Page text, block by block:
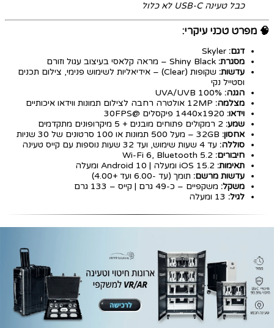
כבל טעינה USB-C לא כלול
🧠 מפרט טכני עיקרי:
דגם:
מסגרת:
עדשות:
שקופות (Clear) – אידיאליות לשימוש פנימי, צילום תכנים
וסטייל נקי
הגנה:
מצלמה:
וידאו:
שמע:
אחסון:
סוללה: עד 4 שעות שימוש, ועד 32 שעות נוספות עם קייס טעינה
חיבורים:
תאימות:
עדשות מרשם: תומך (עד -6.00 ועד +4.00)
משקל: משקפיים – כ-49 גרם | קייס – 133 גרם
לגיל: